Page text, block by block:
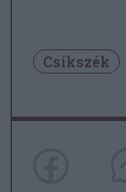
Csíkszék